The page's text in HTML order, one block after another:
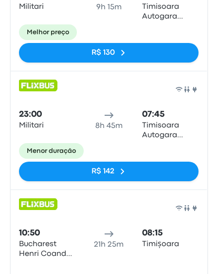
Militari 9h 15m
Timisoara
Autogara
Melhor preço
R$ 130
23:00
Militari 8h 45m
07:45
Timisoara
Autogara
Menor duração
R$ 142
10:50
Bucharest
Henri Coanda
21h 25m
08:15
Timișoara